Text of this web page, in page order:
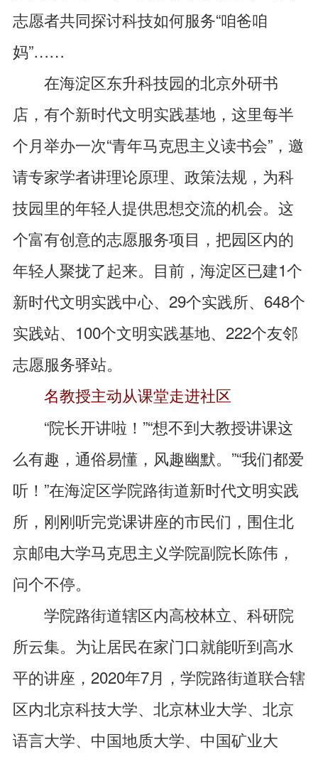
志愿者共同探讨科技如何服务“咱爸咱
妈”……
在海淀区东升科技园的北京外研书
店，有个新时代文明实践基地，这里每半
个月举办一次“青年马克思主义读书会”，邀
请专家学者讲理论原理、政策法规，为科
技园里的年轻人提供思想交流的机会。这
个富有创意的志愿服务项目，把园区内的
年轻人聚拢了起来。目前，海淀区已建1个
新时代文明实践中心、29个实践所、648个
实践站、100个文明实践基地、222个友邻
志愿服务驿站。
名教授主动从课堂走进社区
“院长开讲啦！”“想不到大教授讲课这
么有趣，通俗易懂，风趣幽默。”“我们都爱
听！”在海淀区学院路街道新时代文明实践
所，刚刚听完党课讲座的市民们，围住北
京邮电大学马克思主义学院副院长陈伟，
问个不停。
学院路街道辖区内高校林立、科研院
所云集。为让居民在家门口就能听到高水
平的讲座，2020年7月，学院路街道联合辖
区内北京科技大学、北京林业大学、北京
语言大学、中国地质大学、中国矿业大